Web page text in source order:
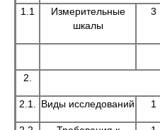
1.1
Измерительные
шкалы
3
2.
2.1. Виды исследований 1